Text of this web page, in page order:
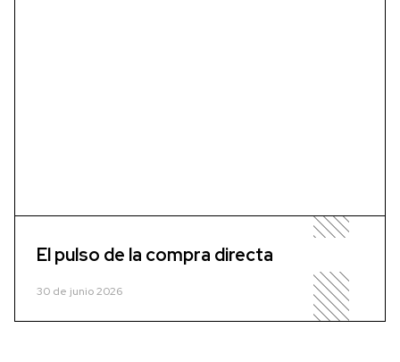
El pulso de la compra directa
30 de junio 2026